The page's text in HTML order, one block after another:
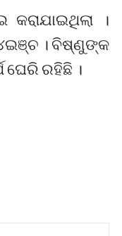
।
। ବିଷ୍ଣୁଙ୍କ
ଘେରି ରହିଛି ।